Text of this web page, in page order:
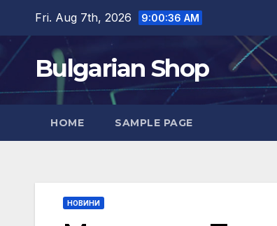
content
Fri. Aug 7th, 2026 9:00:37 AM
Bulgarian Shop
HOME SAMPLE PAGE
НОВИНИ